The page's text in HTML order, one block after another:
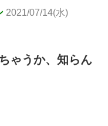
2021/07/14(水)
ゃうか、知らん